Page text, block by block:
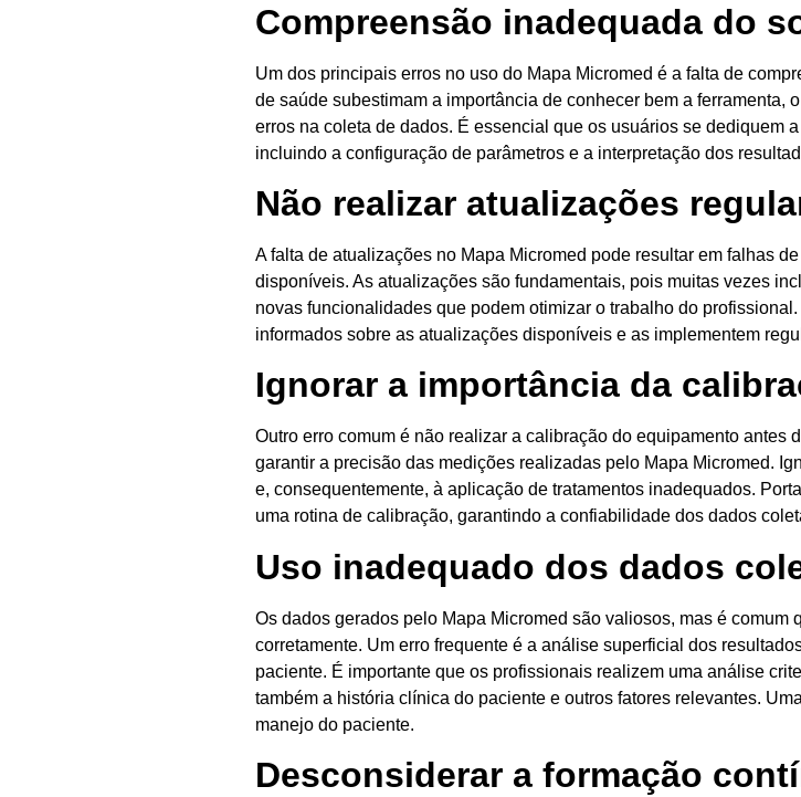
Compreensão inadequada do
Um dos principais erros no uso do Mapa Micromed é a falta de
de saúde subestimam a importância de conhecer bem a ferramenta,
erros na coleta de dados. É essencial que os usuários se dediquem
incluindo a configuração de parâmetros e a interpretação dos
Não realizar atualizações
A falta de atualizações no Mapa Micromed pode resultar em falhas
disponíveis. As atualizações são fundamentais, pois muitas vezes
novas funcionalidades que podem otimizar o trabalho do
informados sobre as atualizações disponíveis e as implementem
Ignorar a importância da
Outro erro comum é não realizar a calibração do equipamento antes
garantir a precisão das medições realizadas pelo Mapa Micromed.
e, consequentemente, à aplicação de tratamentos inadequados.
uma rotina de calibração, garantindo a confiabilidade dos dados
Uso inadequado dos dados
Os dados gerados pelo Mapa Micromed são valiosos, mas é comum
corretamente. Um erro frequente é a análise superficial dos
paciente. É importante que os profissionais realizem uma análise
também a história clínica do paciente e outros fatores relevantes.
manejo do paciente.
Desconsiderar a formação